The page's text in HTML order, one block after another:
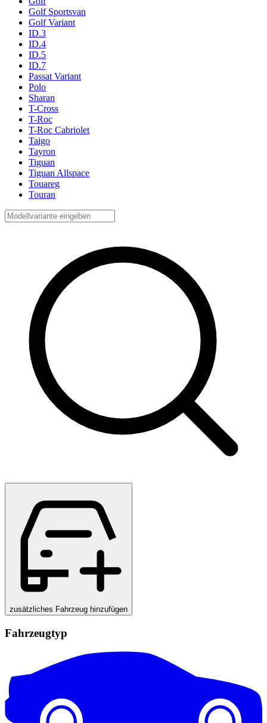
Golf Sportsvan
Golf Variant
ID.3
ID.4
ID.5
ID.7
Passat Variant
Polo
Sharan
T-Cross
T-Roc
T-Roc Cabriolet
Taigo
Tayron
Tiguan
Tiguan Allspace
Touareg
Touran
zusätzliches Fahrzeug hinzufügen
Fahrzeugtyp